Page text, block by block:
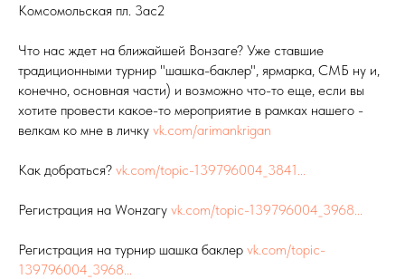
Комсомольская пл. 3ас2
Что нас ждет на ближайшей Вонзаге? Уже ставшие
традиционными турнир "шашка-баклер", ярмарка, СМБ ну и,
конечно, основная части) и возможно что-то еще, если вы
хотите провести какое-то мероприятие в рамках нашего -
велкам ко мне в личку vk.com/arimankrigan
Как добраться? vk.com/topic-139796004_3841...
Регистрация на Wонzагу vk.com/topic-139796004_3968...
Регистрация на турнир шашка баклер vk.com/topic-
139796004_3968...